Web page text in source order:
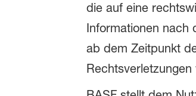
die auf eine
Informationen nach
ab dem Zeitpunkt